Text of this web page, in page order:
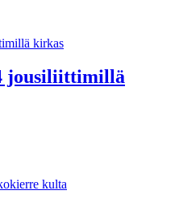
jousiliittimillä